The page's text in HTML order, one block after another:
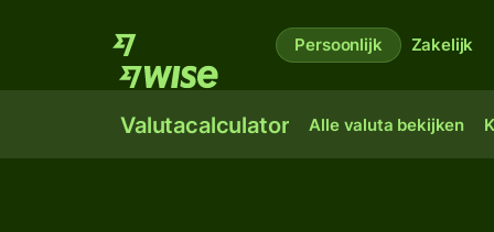
Persoonlijk Zakelijk
Valutacalculator Alle valuta bekijken